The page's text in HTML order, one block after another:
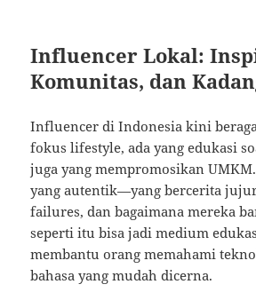
Influencer Lokal:
Komunitas, dan
Influencer di Indonesia kini
fokus lifestyle, ada yang edukasi
juga yang mempromosikan
yang autentik—yang bercerita
failures, dan bagaimana mereka
seperti itu bisa jadi medium
membantu orang memahami
bahasa yang mudah dicerna.